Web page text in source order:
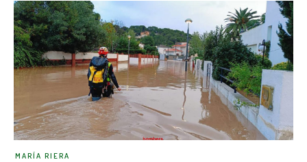
MARÍA RIERA